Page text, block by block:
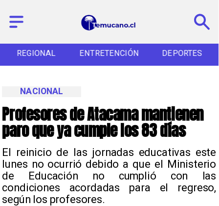
REGIONAL ENTRETENCIÓN DEPORTES
Profesores de Atacama mantienen
paro que ya cumple los 83 días
El reinicio de las jornadas educativas este
lunes no ocurrió debido a que el Ministerio
de Educación no cumplió con las
condiciones acordadas para el regreso,
según los profesores.
NACIONAL